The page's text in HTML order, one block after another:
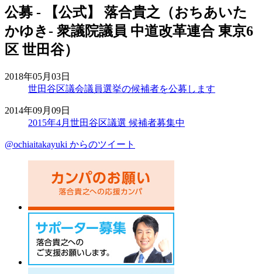
公募 - 【公式】 落合貴之（おちあいた
かゆき- 衆議院議員 中道改革連合 東京6
区 世田谷）
2018年05月03日
世田谷区議会議員選挙の候補者を公募します
2014年09月09日
2015年4月世田谷区議選 候補者募集中
@ochiaitakayuki からのツイート